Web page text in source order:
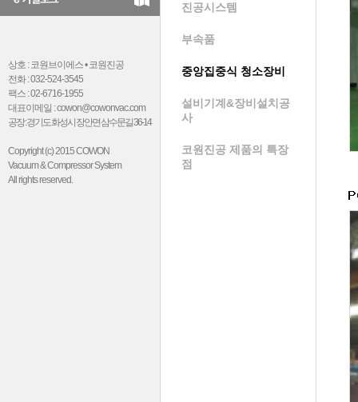
진공시스템
부속품
중앙집중식 청소장비
설비기계&장비설치공
사
코원진공 제품의 특장
점
상호 : 코원브이에스 • 코원진공
전화 : 032-524-3545
팩스 : 02-6716-1955
대표이메일 : cowon@cowonvac.com
공장 : 경기도 화성시 장안면 삼수문길 36-14
Copyright (c) 2015 COWON
Vacuum & Compressor System
All rights reserved.